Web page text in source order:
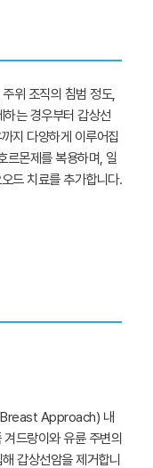
위 조직의 침범 정도,
는 경우부터 갑상선
지 다양하게 이루어집
르몬제를 복용하며, 일
드 치료를 추가합니다.
Approach) 내
드랑이와 유륜 주변의
갑상선암을 제거합니